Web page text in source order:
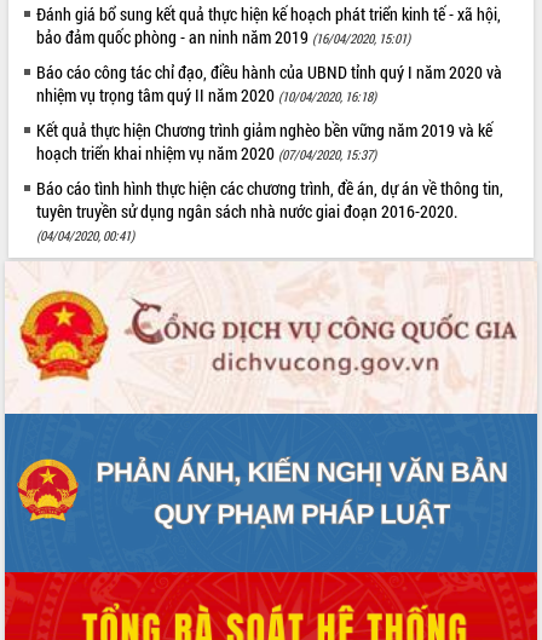
VIDEO
Khám bệnh, cấp phát thuốc miễn phí
và tặng quà người dân xã Cư Pui
Lễ truy tặng danh hiệu “Bà Mẹ Việt
Nam Anh hùng” và trao Huân chương
Lao động
vụ 6 tháng cuối năm 2026
Kỳ họp thứ Hai, Hội đồng nhân dân
Đánh giá bổ sung kết quả thực hiện kế hoạch phát triển kinh tế - xã hội,
bảo đảm quốc phòng - an ninh năm 2019 (16/04/2020, 15:01)
Báo cáo công tác chỉ đạo, điều hành của UBND tỉnh quý I năm 2020 và
nhiệm vụ trọng tâm quý II năm 2020 (10/04/2020, 16:18)
Kết quả thực hiện Chương trình giảm nghèo bền vững năm 2019 và kế
hoạch triển khai nhiệm vụ năm 2020 (07/04/2020, 15:37)
Báo cáo tình hình thực hiện các chương trình, đề án, dự án về thông tin,
tuyên truyền sử dụng ngân sách nhà nước giai đoạn 2016-2020.
(04/04/2020, 00:41)